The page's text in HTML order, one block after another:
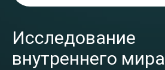
Исследование
внутреннего мира